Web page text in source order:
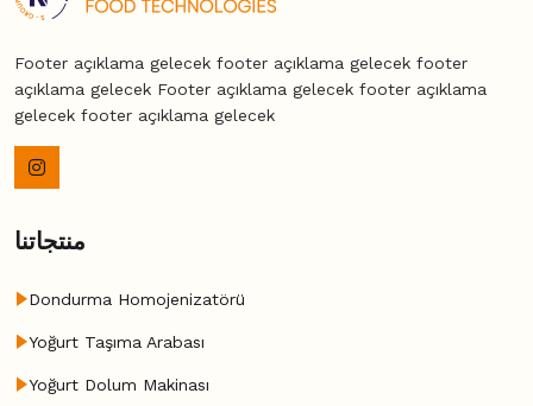
Footer açıklama gelecek footer açıklama gelecek footer
açıklama gelecek Footer açıklama gelecek footer açıklama
gelecek footer açıklama gelecek
منتجاتنا
Dondurma Homojenizatörü
Yoğurt Taşıma Arabası
Yoğurt Dolum Makinası